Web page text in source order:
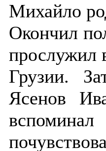
Михайло
Окончил
прослужил
Грузии.
Ясенов